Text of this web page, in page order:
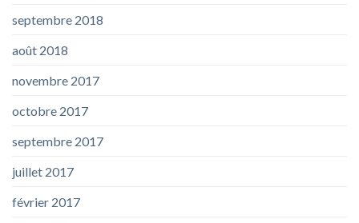
septembre 2018
août 2018
novembre 2017
octobre 2017
septembre 2017
juillet 2017
février 2017